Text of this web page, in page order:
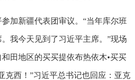
加新疆代表团审议。“当年库尔班
我今天见到了习近平主席。”现场
田地区的买买提依布热依木•买买
克西！”习近平总书记也回应：亚克